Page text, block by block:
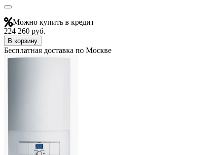
Можно купить в кредит
224 260 руб.
В корзину
Бесплатная доставка по Москве